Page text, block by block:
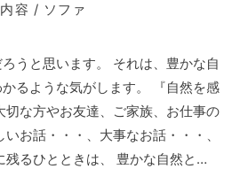
容 / ソファ
うと思います。 それは、豊かな自
るような気がします。 『自然を感
切な方やお友達、ご家族、お仕事の
お話・・・、大事なお話・・・、
残るひとときは、 豊かな自然と…